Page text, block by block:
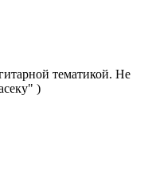
тематикой. Не
)